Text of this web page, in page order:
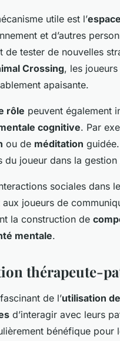
utile est l’
et d’autres
de tester de nouvelles
Crossing, les
apaisante.
rôle peuvent également
cognitive. Par
ou de méditation
du joueur dans la
sociales dans
aux joueurs de
la construction de
mentale.
thérapeute-
de l’utilisation
d’interagir avec leurs
bénéfique pour